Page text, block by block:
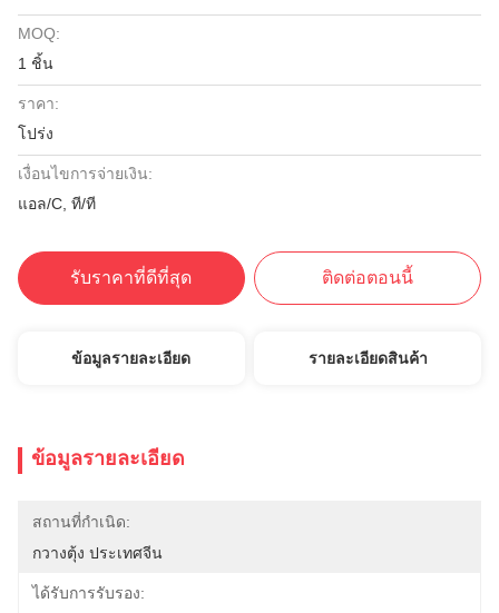
MOQ:
1 ชิ้น
ราคา:
โปร่ง
เงื่อนไขการจ่ายเงิน:
แอล/C, ที/ที
รับราคาที่ดีที่สุด ติดต่อตอนนี้
ข้อมูลรายละเอียด รายละเอียดสินค้า
ข้อมูลรายละเอียด
สถานที่กำเนิด:
กวางตุ้ง ประเทศจีน
ได้รับการรับรอง: